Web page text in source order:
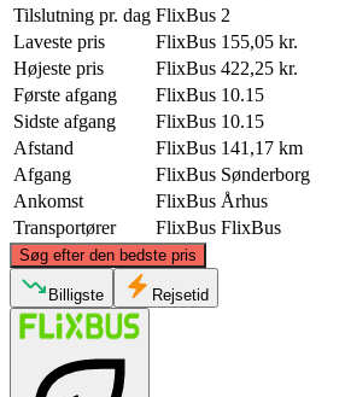
Tilslutning pr. dag FlixBus 2
Laveste pris
FlixBus 155,05 kr.
Højeste pris
FlixBus 422,25 kr.
Første afgang
FlixBus 10.15
Sidste afgang
FlixBus 10.15
Afstand
FlixBus 141,17 km
Afgang
FlixBus Sønderborg
Ankomst
FlixBus Århus
Transportører
FlixBus FlixBus
Søg efter den bedste pris
©
Billigste Rejsetid